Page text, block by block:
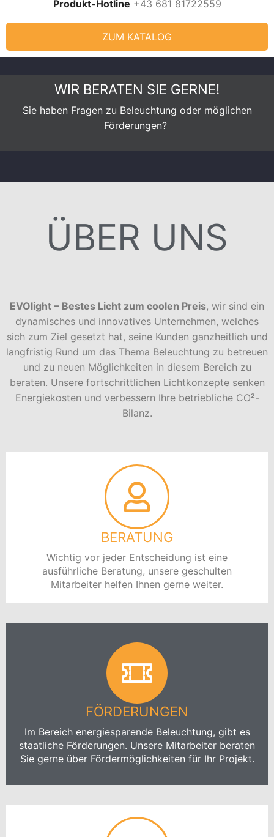
Produkt-Hotline +43 681 81722559
ZUM KATALOG
WIR BERATEN SIE GERNE!
Sie haben Fragen zu Beleuchtung oder möglichen
Förderungen?
ÜBER UNS
EVOlight – Bestes Licht zum coolen Preis, wir sind ein
dynamisches und innovatives Unternehmen, welches
sich zum Ziel gesetzt hat, seine Kunden ganzheitlich und
langfristig Rund um das Thema Beleuchtung zu betreuen
und zu neuen Möglichkeiten in diesem Bereich zu
beraten. Unsere fortschrittlichen Lichtkonzepte senken
Energiekosten und verbessern Ihre betriebliche CO²-
Bilanz.
BERATUNG
Wichtig vor jeder Entscheidung ist eine
ausführliche Beratung, unsere geschulten
Mitarbeiter helfen Ihnen gerne weiter.
FÖRDERUNGEN
Im Bereich energiesparende Beleuchtung, gibt es
staatliche Förderungen. Unsere Mitarbeiter beraten
Sie gerne über Fördermöglichkeiten für Ihr Projekt.